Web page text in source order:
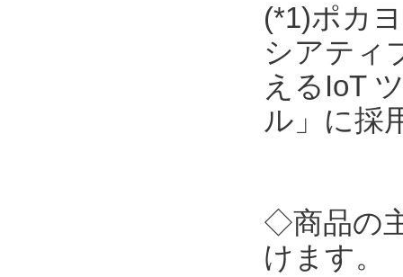
(*1)ポカ
シアティ
えるIoT
ル」に採
◇商品の
けます。